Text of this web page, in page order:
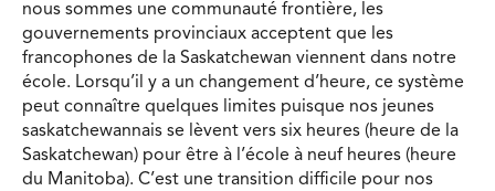
nous sommes une communauté frontière, les
gouvernements provinciaux acceptent que les
francophones de la Saskatchewan viennent dans notre
école. Lorsqu’il y a un changement d’heure, ce système
peut connaître quelques limites puisque nos jeunes
saskatchewannais se lèvent vers six heures (heure de la
Saskatchewan) pour être à l’école à neuf heures (heure
du Manitoba). C’est une transition difficile pour nos